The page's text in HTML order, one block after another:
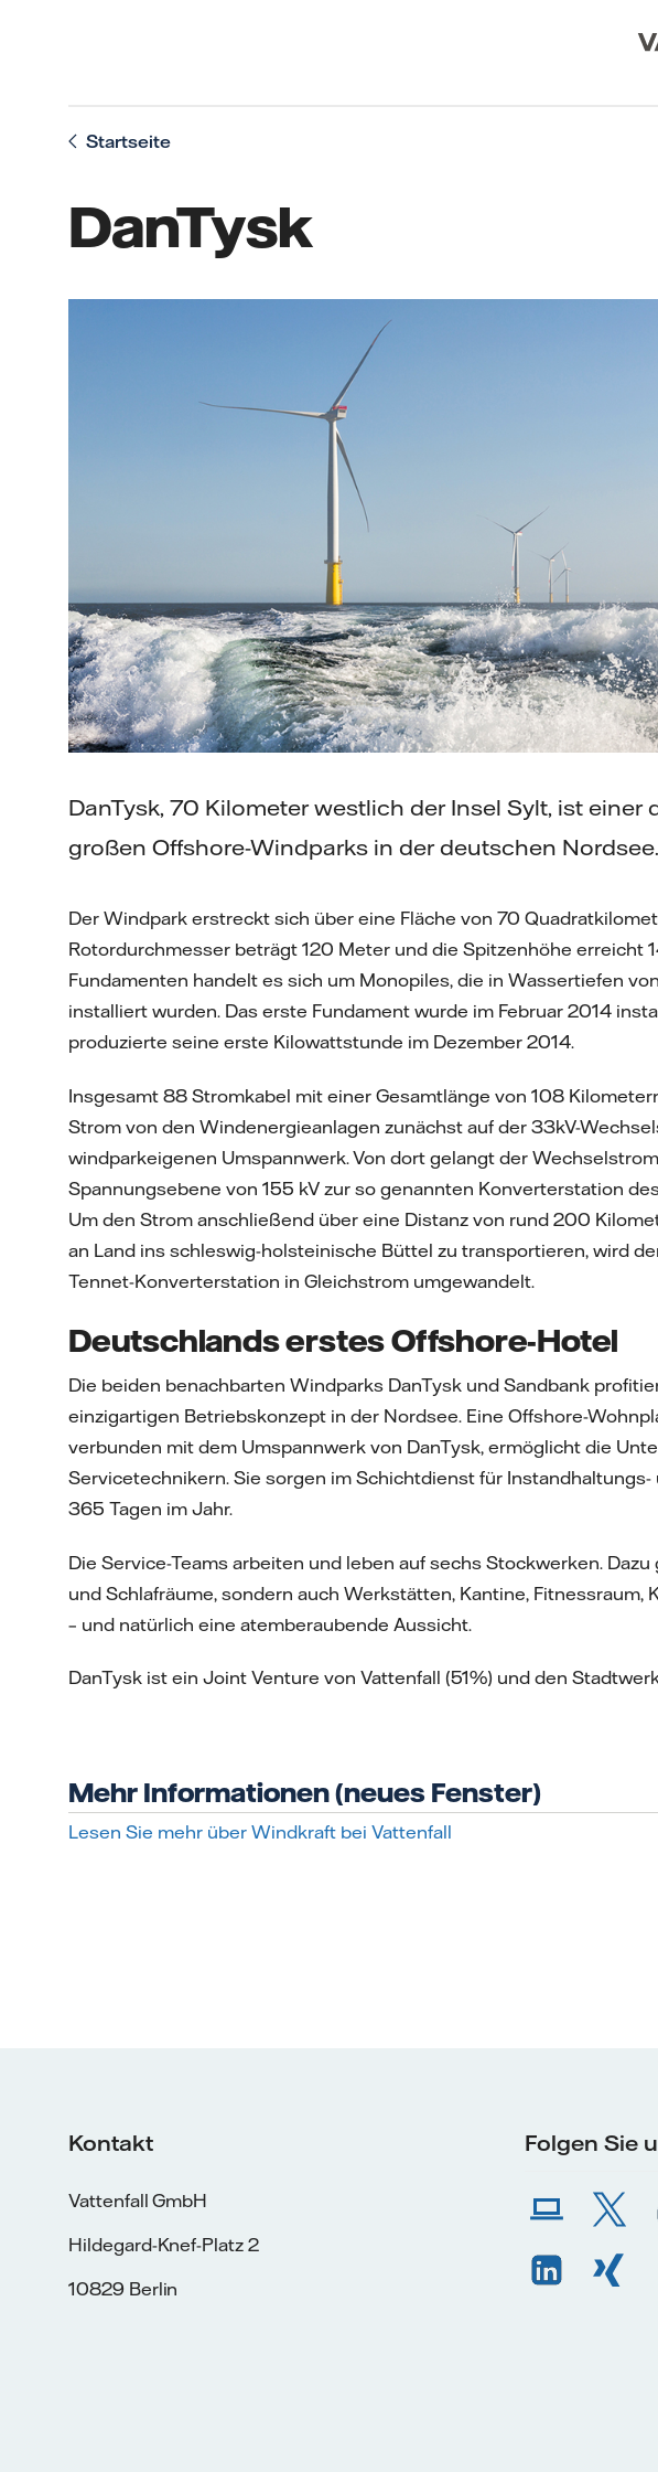
Startseite
DanTysk
DanTysk, 70 Kilometer westlich der Insel Sylt, ist einer
großen Offshore-Windparks in der deutschen Nordsee.
Der Windpark erstreckt sich über eine Fläche von 70
Rotordurchmesser beträgt 120 Meter und die Spitzenhöhe erreicht
Fundamenten handelt es sich um Monopiles, die in Wassertiefen
installiert wurden. Das erste Fundament wurde im Februar 2014
produzierte seine erste Kilowattstunde im Dezember 2014.
Insgesamt 88 Stromkabel mit einer Gesamtlänge von 108
Strom von den Windenergieanlagen zunächst auf der 33kV-
windparkeigenen Umspannwerk. Von dort gelangt der
Spannungsebene von 155 kV zur so genannten Konverterstation
Um den Strom anschließend über eine Distanz von rund 200
an Land ins schleswig-holsteinische Büttel zu transportieren, wird
Tennet-Konverterstation in Gleichstrom umgewandelt.
Deutschlands erstes Offshore-Hotel
Die beiden benachbarten Windparks DanTysk und Sandbank
einzigartigen Betriebskonzept in der Nordsee. Eine Offshore-
verbunden mit dem Umspannwerk von DanTysk, ermöglicht die
Servicetechnikern. Sie sorgen im Schichtdienst für
365 Tagen im Jahr.
Die Service-Teams arbeiten und leben auf sechs Stockwerken.
und Schlafräume, sondern auch Werkstätten, Kantine, Fitnessraum,
– und natürlich eine atemberaubende Aussicht.
DanTysk ist ein Joint Venture von Vattenfall (51%) und den
Mehr Informationen (neues Fenster)
Lesen Sie mehr über Windkraft bei Vattenfall
Kontakt
Vattenfall GmbH
Hildegard-Knef-Platz 2
10829 Berlin
Folgen Sie